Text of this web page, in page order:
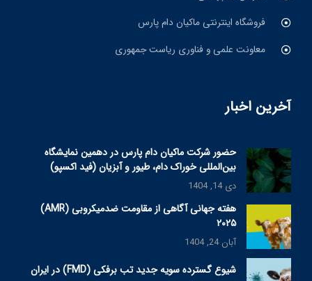
فروشگاه اینترنتی ماکیان دام پارس
معاونت علمی و فناوری ریاست جمهوری
آخرین اخبار
حضور شرکت ماکیان دام پارس در دهمین نمایشگاه
بین‌المللی خوراک دام، طیور و آبزیان (فید اکسپو)
دی 14, 1404
هفته جهانی آگاهی از مقاومت ضدمیکروبی (AMR)
۲۰۲۵
آبان 24, 1404
شیوع گسترده سویه جدید تب برفکی (FMD) در ایران